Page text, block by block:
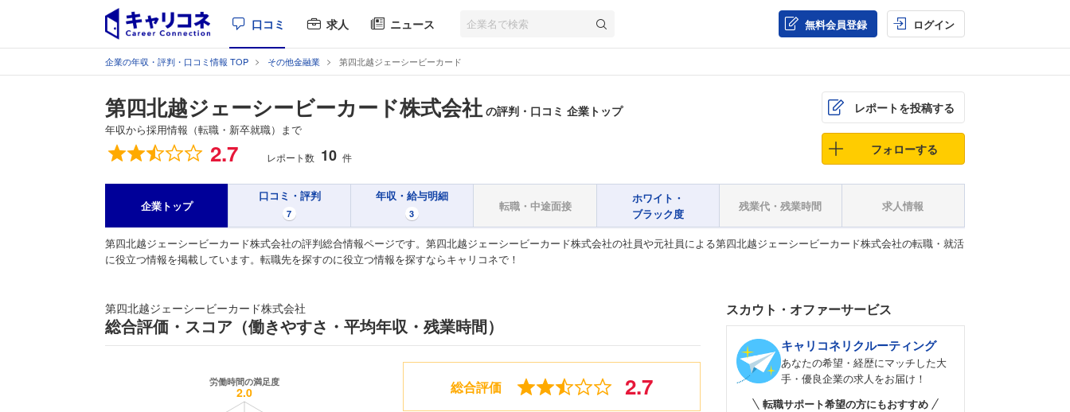
口コミ 求人 ニュース 無料会員登録 ログイン
企業の年収・評判・口コミ情報 TOP その他金融業 第四北越ジェーシービーカード
第四北越ジェーシービーカード株式会社 の評判・口コミ 企業トップ
年収から採用情報（転職・新卒就職）まで
総合評価 2.7 レポート数 10 件
レポートを投稿する
フォローする
企業トップ
口コミ・評判
7
年収・給与明細
3
転職・中途面接
ホワイト・
ブラック度
残業代・残業時間 求人情報
第四北越ジェーシービーカード株式会社の評判総合情報ページです。第四北越ジェーシービーカード株式会社の社員や元社員による第四北越ジェーシービーカード株式会社の転職・就活
に役立つ情報を掲載しています。転職先を探すのに役立つ情報を探すならキャリコネで！
第四北越ジェーシービーカード株式会社
総合評価・スコア（働きやすさ・平均年収・残業時間）
総合評価 2.7
スカウト・オファーサービス
キャリコネリクルーティング
あなたの希望・経歴にマッチした大
手・優良企業の求人をお届け！
転職サポート希望の方にもおすすめ